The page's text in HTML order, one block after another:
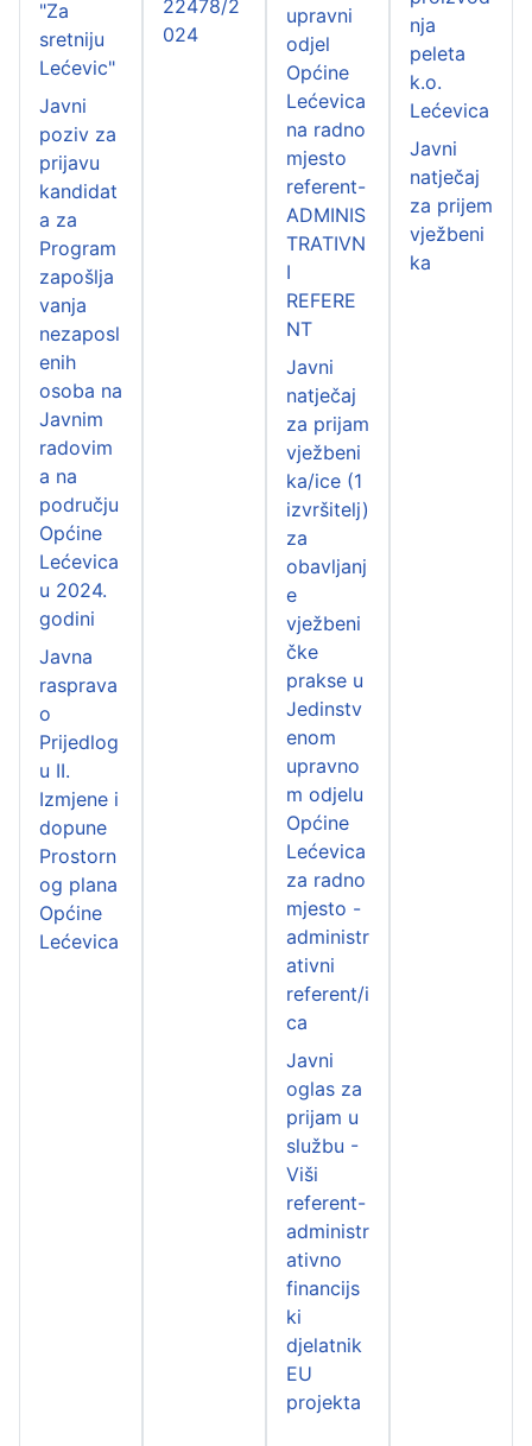
"Za
sretniju
Lećevic"
Javni
poziv za
prijavu
kandidat
a za
Program
zapošlja
vanja
nezaposl
enih
osoba na
Javnim
radovim
a na
području
Općine
Lećevica
u 2024.
godini
Javna
rasprava
o
Prijedlog
u II.
Izmjene i
dopune
Prostorn
og plana
Općine
Lećevica
22478/2
024
upravni
odjel
Općine
Lećevica
na radno
mjesto
referent-
ADMINIS
TRATIVN
I
REFERE
NT
Javni
natječaj
za prijam
vježbeni
ka/ice (1
izvršitelj)
za
obavljanj
e
vježbeni
čke
prakse u
Jedinstv
enom
upravno
m odjelu
Općine
Lećevica
za radno
mjesto -
administr
ativni
referent/i
ca
Javni
oglas za
prijam u
službu -
Viši
referent-
administr
ativno
financijs
ki
djelatnik
EU
projekta
nja
peleta
k.o.
Lećevica
Javni
natječaj
za prijem
vježbeni
ka